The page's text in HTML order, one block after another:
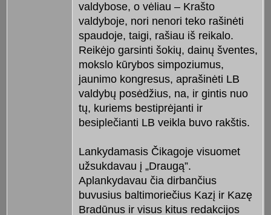
valdybose, o vėliau – Krašto
valdyboje, nori nenori teko rašinėti
spaudoje, taigi, rašiau iš reikalo.
Reikėjo garsinti šokių, dainų šventes,
mokslo kūrybos simpoziumus,
jaunimo kongresus, aprašinėti LB
valdybų posėdžius, na, ir gintis nuo
tų, kuriems bestiprėjanti ir
besiplečianti LB veikla buvo rakštis.
Lankydamasis Čikagoje visuomet
užsukdavau į „Draugą”.
Aplankydavau čia dirbančius
buvusius baltimoriečius Kazį ir Kazę
Bradūnus ir visus kitus redakcijos